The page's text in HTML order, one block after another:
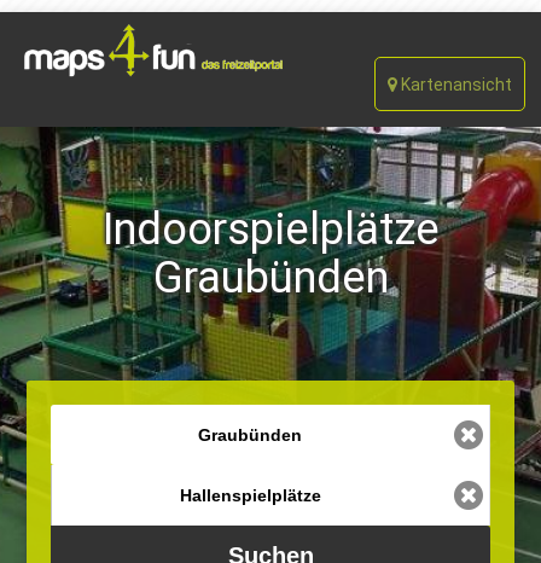
Kartenansicht
Indoorspielplätze
Graubünden